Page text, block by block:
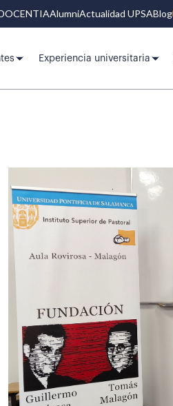
AlumniActualidad UPSABlog
Experiencia universitaria